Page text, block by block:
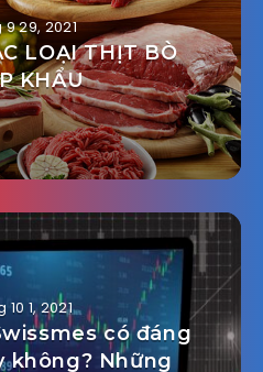
29, 2021
LOẠI THỊT BÒ
KHẨU
10 1, 2021
có đáng
không? Những